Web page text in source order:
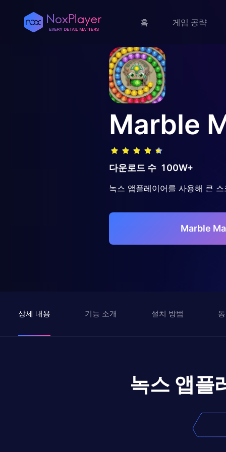
홈 게임 공략
Marble
다운로드 수 100W+
녹스 앱플레이어를 사용해 큰
Marble
상세 내용 기능 소개 설치 방법
녹스 앱플